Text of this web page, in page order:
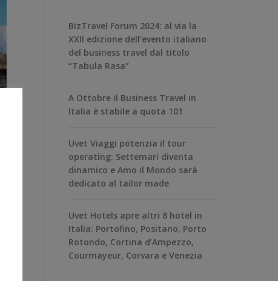
BizTravel Forum 2024: al via la
XXII edizione dell’evento italiano
del business travel dal titolo
“Tabula Rasa”
A Ottobre il Business Travel in
Italia è stabile a quota 101
Uvet Viaggi potenzia il tour
operating: Settemari diventa
dinamico e Amo il Mondo sarà
dedicato al tailor made
Uvet Hotels apre altri 8 hotel in
Italia: Portofino, Positano, Porto
Rotondo, Cortina d’Ampezzo,
Courmayeur, Corvara e Venezia